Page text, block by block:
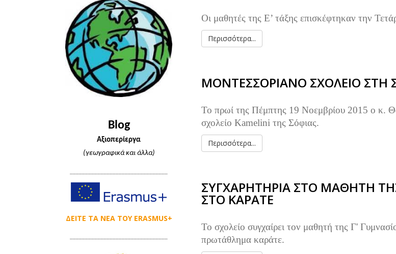
Blog
Αξιοπερίεργα
(γεωγραφικά και άλλα)
ΔΕΙΤΕ ΤΑ ΝΕΑ ΤΟΥ ERASMUS+
Οι μαθητές της Ε’ τάξης επισκέφτηκαν την
Περισσότερα...
ΜΟΝΤΕΣΣΟΡΙΑΝΟ ΣΧΟΛΕΙΟ ΣΤΗ
Το πρωί της Πέμπτης 19 Νοεμβρίου 2015 ο κ.
σχολείο Kamelini της Σόφιας.
Περισσότερα...
ΣΥΓΧΑΡΗΤΗΡΙΑ ΣΤΟ ΜΑΘΗΤΗ
ΣΤΟ ΚΑΡΑΤΕ
Το σχολείο συγχαίρει τον μαθητή της Γ'
πρωτάθλημα καράτε.